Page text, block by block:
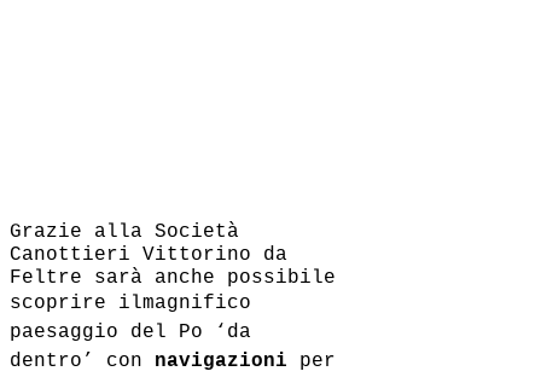
Grazie alla Società
Canottieri Vittorino da
Feltre sarà anche possibile
scoprire ilmagnifico
paesaggio del Po ‘da
dentro’ con navigazioni per